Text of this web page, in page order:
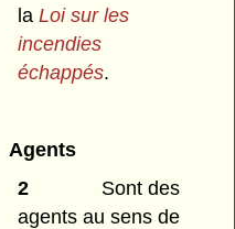
laLoi sur les
incendies
échappés.
Agents
2
Sont des
agents au sens de